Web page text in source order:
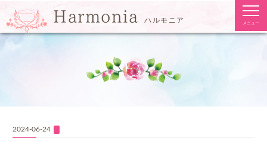
Harmonia ハルモニア メニュー
2024-06-24